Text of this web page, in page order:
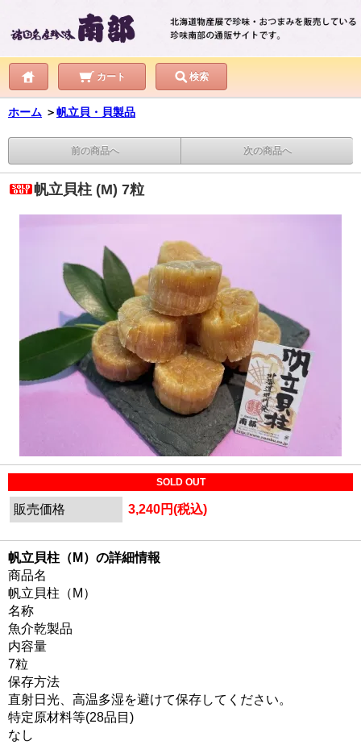
カート 検索
ホーム ＞帆立貝・貝製品
前の商品へ 次の商品へ
帆立貝柱 (M) 7粒
SOLD OUT
販売価格 3,240円(税込)
帆立貝柱（M）の詳細情報
商品名
帆立貝柱（M）
名称
魚介乾製品
内容量
7粒
保存方法
直射日光、高温多湿を避けて保存してください。
特定原材料等(28品目)
なし